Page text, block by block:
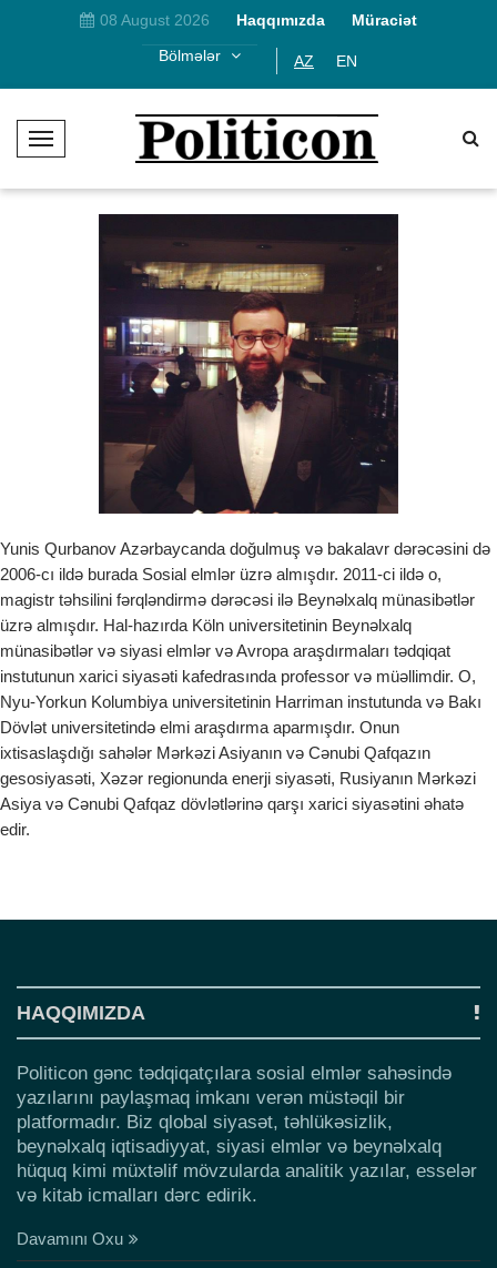
08 August 2026 Haqqımızda
Müraciət
Bölmələr
AZ EN
T
g
Yunis Qurbanov Azərbaycanda doğulmuş və bakalavr dərəcəsini də
2006-cı ildə burada Sosial elmlər üzrə almışdır. 2011-ci ildə o,
magistr təhsilini fərqləndirmə dərəcəsi ilə Beynəlxalq münasibətlər
üzrə almışdır. Hal-hazırda Köln universitetinin Beynəlxalq
münasibətlər və siyasi elmlər və Avropa araşdırmaları tədqiqat
instutunun xarici siyasəti kafedrasında professor və müəllimdir. O,
Nyu-Yorkun Kolumbiya universitetinin Harriman instutunda və Bakı
Dövlət universitetində elmi araşdırma aparmışdır. Onun
ixtisaslaşdığı sahələr Mərkəzi Asiyanın və Cənubi Qafqazın
gesosiyasəti, Xəzər regionunda enerji siyasəti, Rusiyanın Mərkəzi
Asiya və Cənubi Qafqaz dövlətlərinə qarşı xarici siyasətini əhatə
edir.
HAQQIMIZDA
Politicon gənc tədqiqatçılara sosial elmlər sahəsində
yazılarını paylaşmaq imkanı verən müstəqil bir
platformadır. Biz qlobal siyasət, təhlükəsizlik,
beynəlxalq iqtisadiyyat, siyasi elmlər və beynəlxalq
hüquq kimi müxtəlif mövzularda analitik yazılar, esselər
və kitab icmalları dərc edirik.
Davamını Oxu